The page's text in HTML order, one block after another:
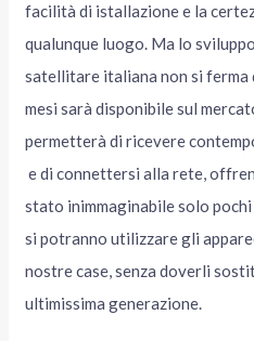
facilità di istallazione e la
qualunque luogo. Ma lo
satellitare italiana non si ferma
mesi sarà disponibile sul
permetterà di ricevere
e di connettersi alla rete,
stato inimmaginabile solo
si potranno utilizzare gli
nostre case, senza doverli
ultimissima generazione.